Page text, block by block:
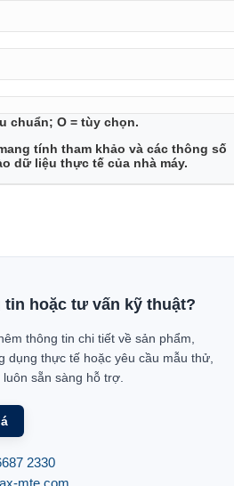
chuẩn; O = tùy chọn.
tính tham khảo và các thông số
dữ liệu thực tế của nhà máy.
tin hoặc tư vấn kỹ thuật?
thông tin chi tiết về sản phẩm,
dụng thực tế hoặc yêu cầu mẫu thử,
sẵn sàng hỗ trợ.
2330
mte.com